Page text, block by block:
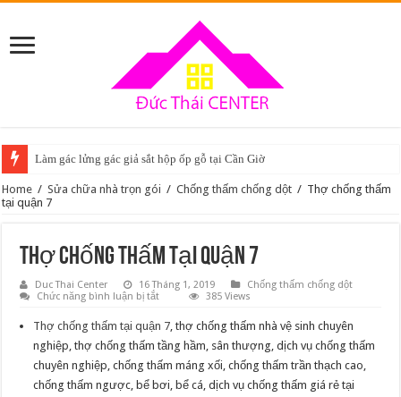
Làm gác lửng gác giả sắt hộp ốp gỗ tại Cần Giờ
Home / Sửa chữa nhà trọn gói / Chống thấm chống dột / Thợ chống thấm
tại quận 7
Thợ chống thấm tại quận 7
Duc Thai Center 16 Tháng 1, 2019
Chống thấm chống dột
Chức năng bình luận bị tắtở
chống
thấm
tại
quận
7
385 Views
Thợ chống thấm tại quận 7, thợ chống thấm nhà vệ sinh chuyên
nghiệp, thợ chống thấm tầng hầm, sân thượng, dịch vụ chống thấm
chuyên nghiệp, chống thấm máng xối, chống thấm trần thạch cao,
chống thấm ngược, bể bơi, bể cá, dịch vụ chống thấm giá rẻ tại